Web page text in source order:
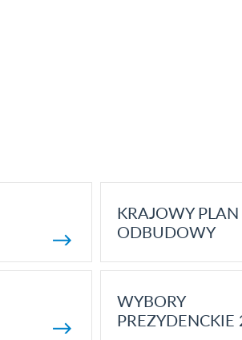
KRAJOWY PLAN
ODBUDOWY
WYBORY
PREZYDENCKIE